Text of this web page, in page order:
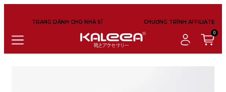
0
TRANG DÀNH CHO NHÀ SỈ CHƯƠNG TRÌNH AFFILIATE